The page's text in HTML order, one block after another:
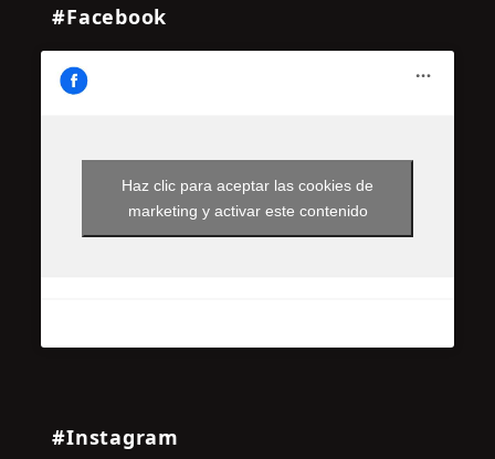
#Facebook
Haz clic para aceptar las cookies de
marketing y activar este contenido
#Instagram